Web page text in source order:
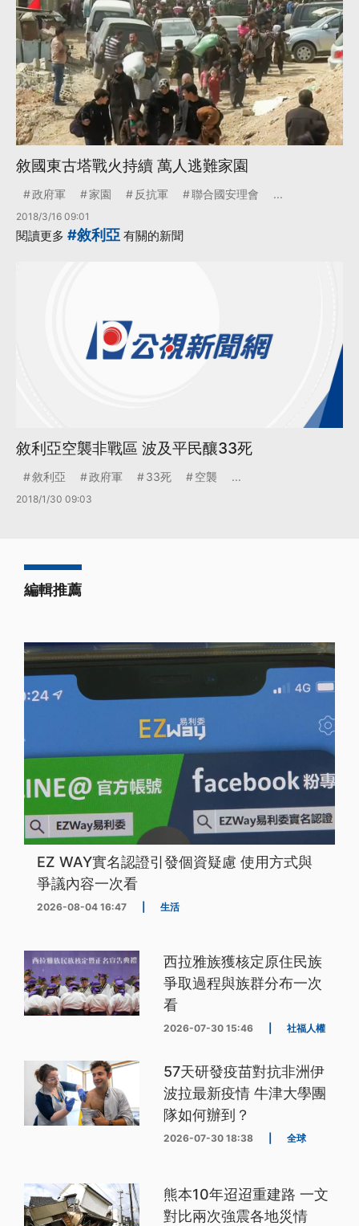
敘國東古塔戰火持續 萬人逃難家園
政府軍 家園 反抗軍 聯合國安理會 ...
2018/3/16 09:01
閱讀更多 #敘利亞 有關的新聞
敘利亞空襲非戰區 波及平民釀33死
敘利亞 政府軍 33死 空襲 ...
2018/1/30 09:03
編輯推薦
EZ WAY實名認證引發個資疑慮 使用方式與
爭議內容一次看
2026-08-04 16:47 生活
西拉雅族獲核定原住民族
爭取過程與族群分布一次
看
2026-07-30 15:46 社福人權
57天研發疫苗對抗非洲伊
波拉最新疫情 牛津大學團
隊如何辦到？
2026-07-30 18:38 全球
熊本10年迢迢重建路 一文
對比兩次強震各地災情